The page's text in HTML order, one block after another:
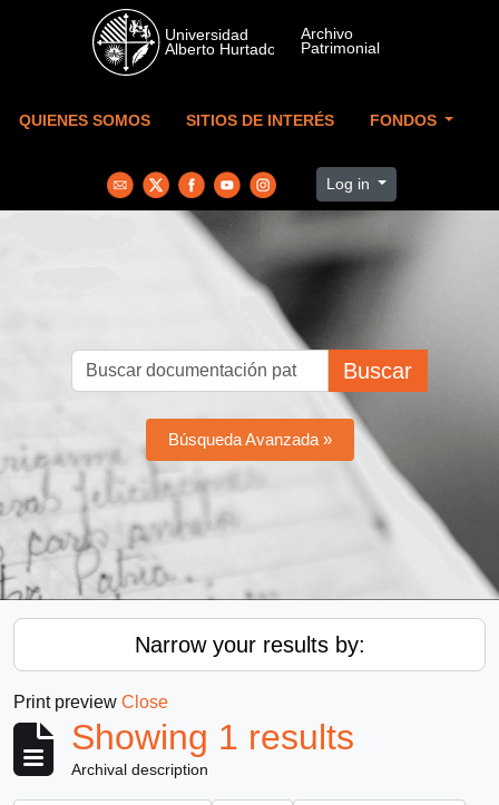
Skip to main content
QUIENES SOMOS SITIOS DE INTERÉS FONDOS
Log in
Buscar
Búsqueda Avanzada »
Narrow your results by:
Print preview Close
Showing 1 results
Archival description